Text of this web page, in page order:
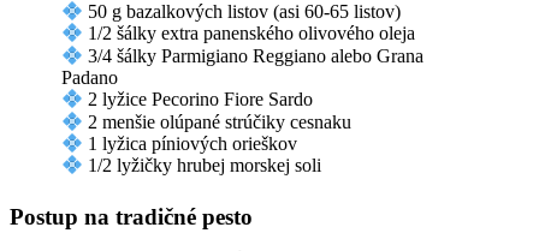
50 g bazalkových listov (asi 60-65 listov)
1/2 šálky extra panenského olivového oleja
3/4 šálky Parmigiano Reggiano alebo Grana
Padano
2 lyžice Pecorino Fiore Sardo
2 menšie olúpané strúčiky cesnaku
1 lyžica píniových orieškov
1/2 lyžičky hrubej morskej soli
Postup na tradičné pesto